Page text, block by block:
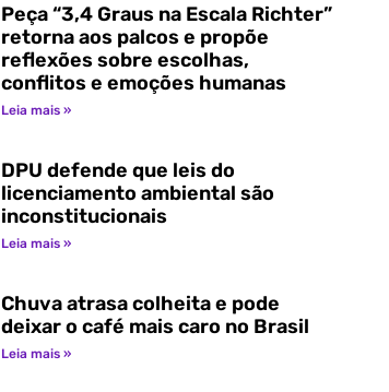
Peça “3,4 Graus na Escala Richter”
retorna aos palcos e propõe
reflexões sobre escolhas,
conflitos e emoções humanas
Leia mais »
DPU defende que leis do
licenciamento ambiental são
inconstitucionais
Leia mais »
Chuva atrasa colheita e pode
deixar o café mais caro no Brasil
Leia mais »